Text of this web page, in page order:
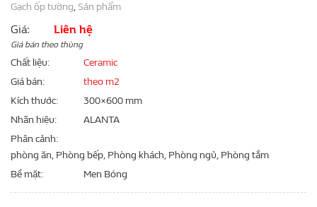
Gạch ốp tường, Sản phẩm
Giá: Liên hệ
Giá bán theo thùng
Chất liệu
Ceramic
Giá bán
theo m2
Kích thước
300×600 mm
Nhãn hiệu
ALANTA
Phân cảnh
phòng ăn, Phòng bếp, Phòng khách, Phòng ngủ, Phòng tắm
Bề mặt
Men Bóng